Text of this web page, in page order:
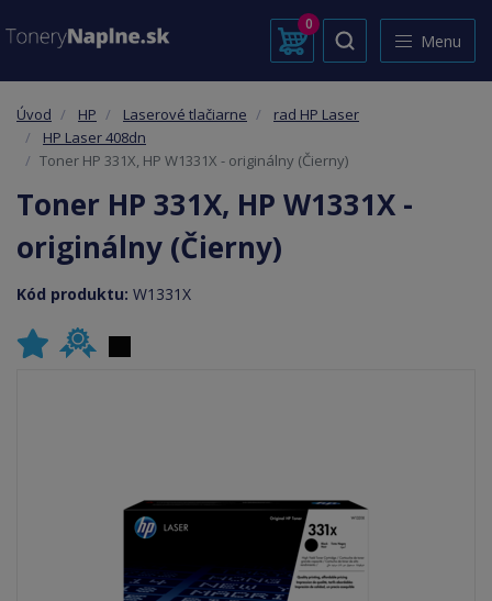
0
Menu
Úvod HP Laserové tlačiarne
rad HP Laser
HP Laser 408dn
Toner HP 331X, HP W1331X - originálny (Čierny)
Toner HP 331X, HP W1331X -
originálny (Čierny)
Kód produktu: W1331X